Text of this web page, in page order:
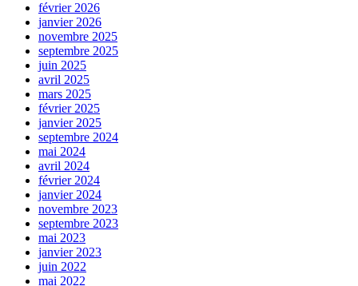
février 2026
janvier 2026
novembre 2025
septembre 2025
juin 2025
avril 2025
mars 2025
février 2025
janvier 2025
septembre 2024
mai 2024
avril 2024
février 2024
janvier 2024
novembre 2023
septembre 2023
mai 2023
janvier 2023
juin 2022
mai 2022